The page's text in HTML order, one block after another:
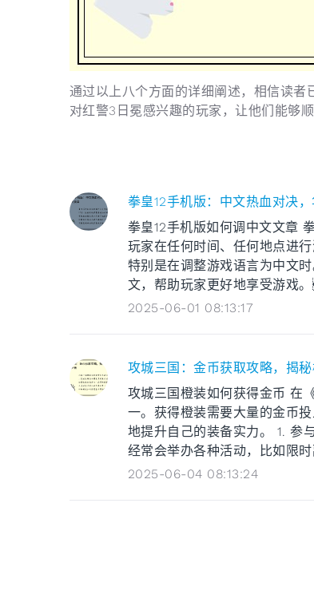
通过以上八个方面的详细阐述，相信读者
对红警3日冕感兴趣的玩家，让他们能够
拳皇12手机版：中文热血对决
拳皇12手机版如何调中文文章
玩家在任何时间、任何地点进
特别是在调整游戏语言为中文
文，帮助玩家更好地享受游戏
2025-06-01 08:13:17
攻城三国：金币获取攻略，揭
攻城三国橙装如何获得金币 在
一。获得橙装需要大量的金币
地提升自己的装备实力。 1. 参
经常会举办各种活动，比如限
2025-06-04 08:13:24